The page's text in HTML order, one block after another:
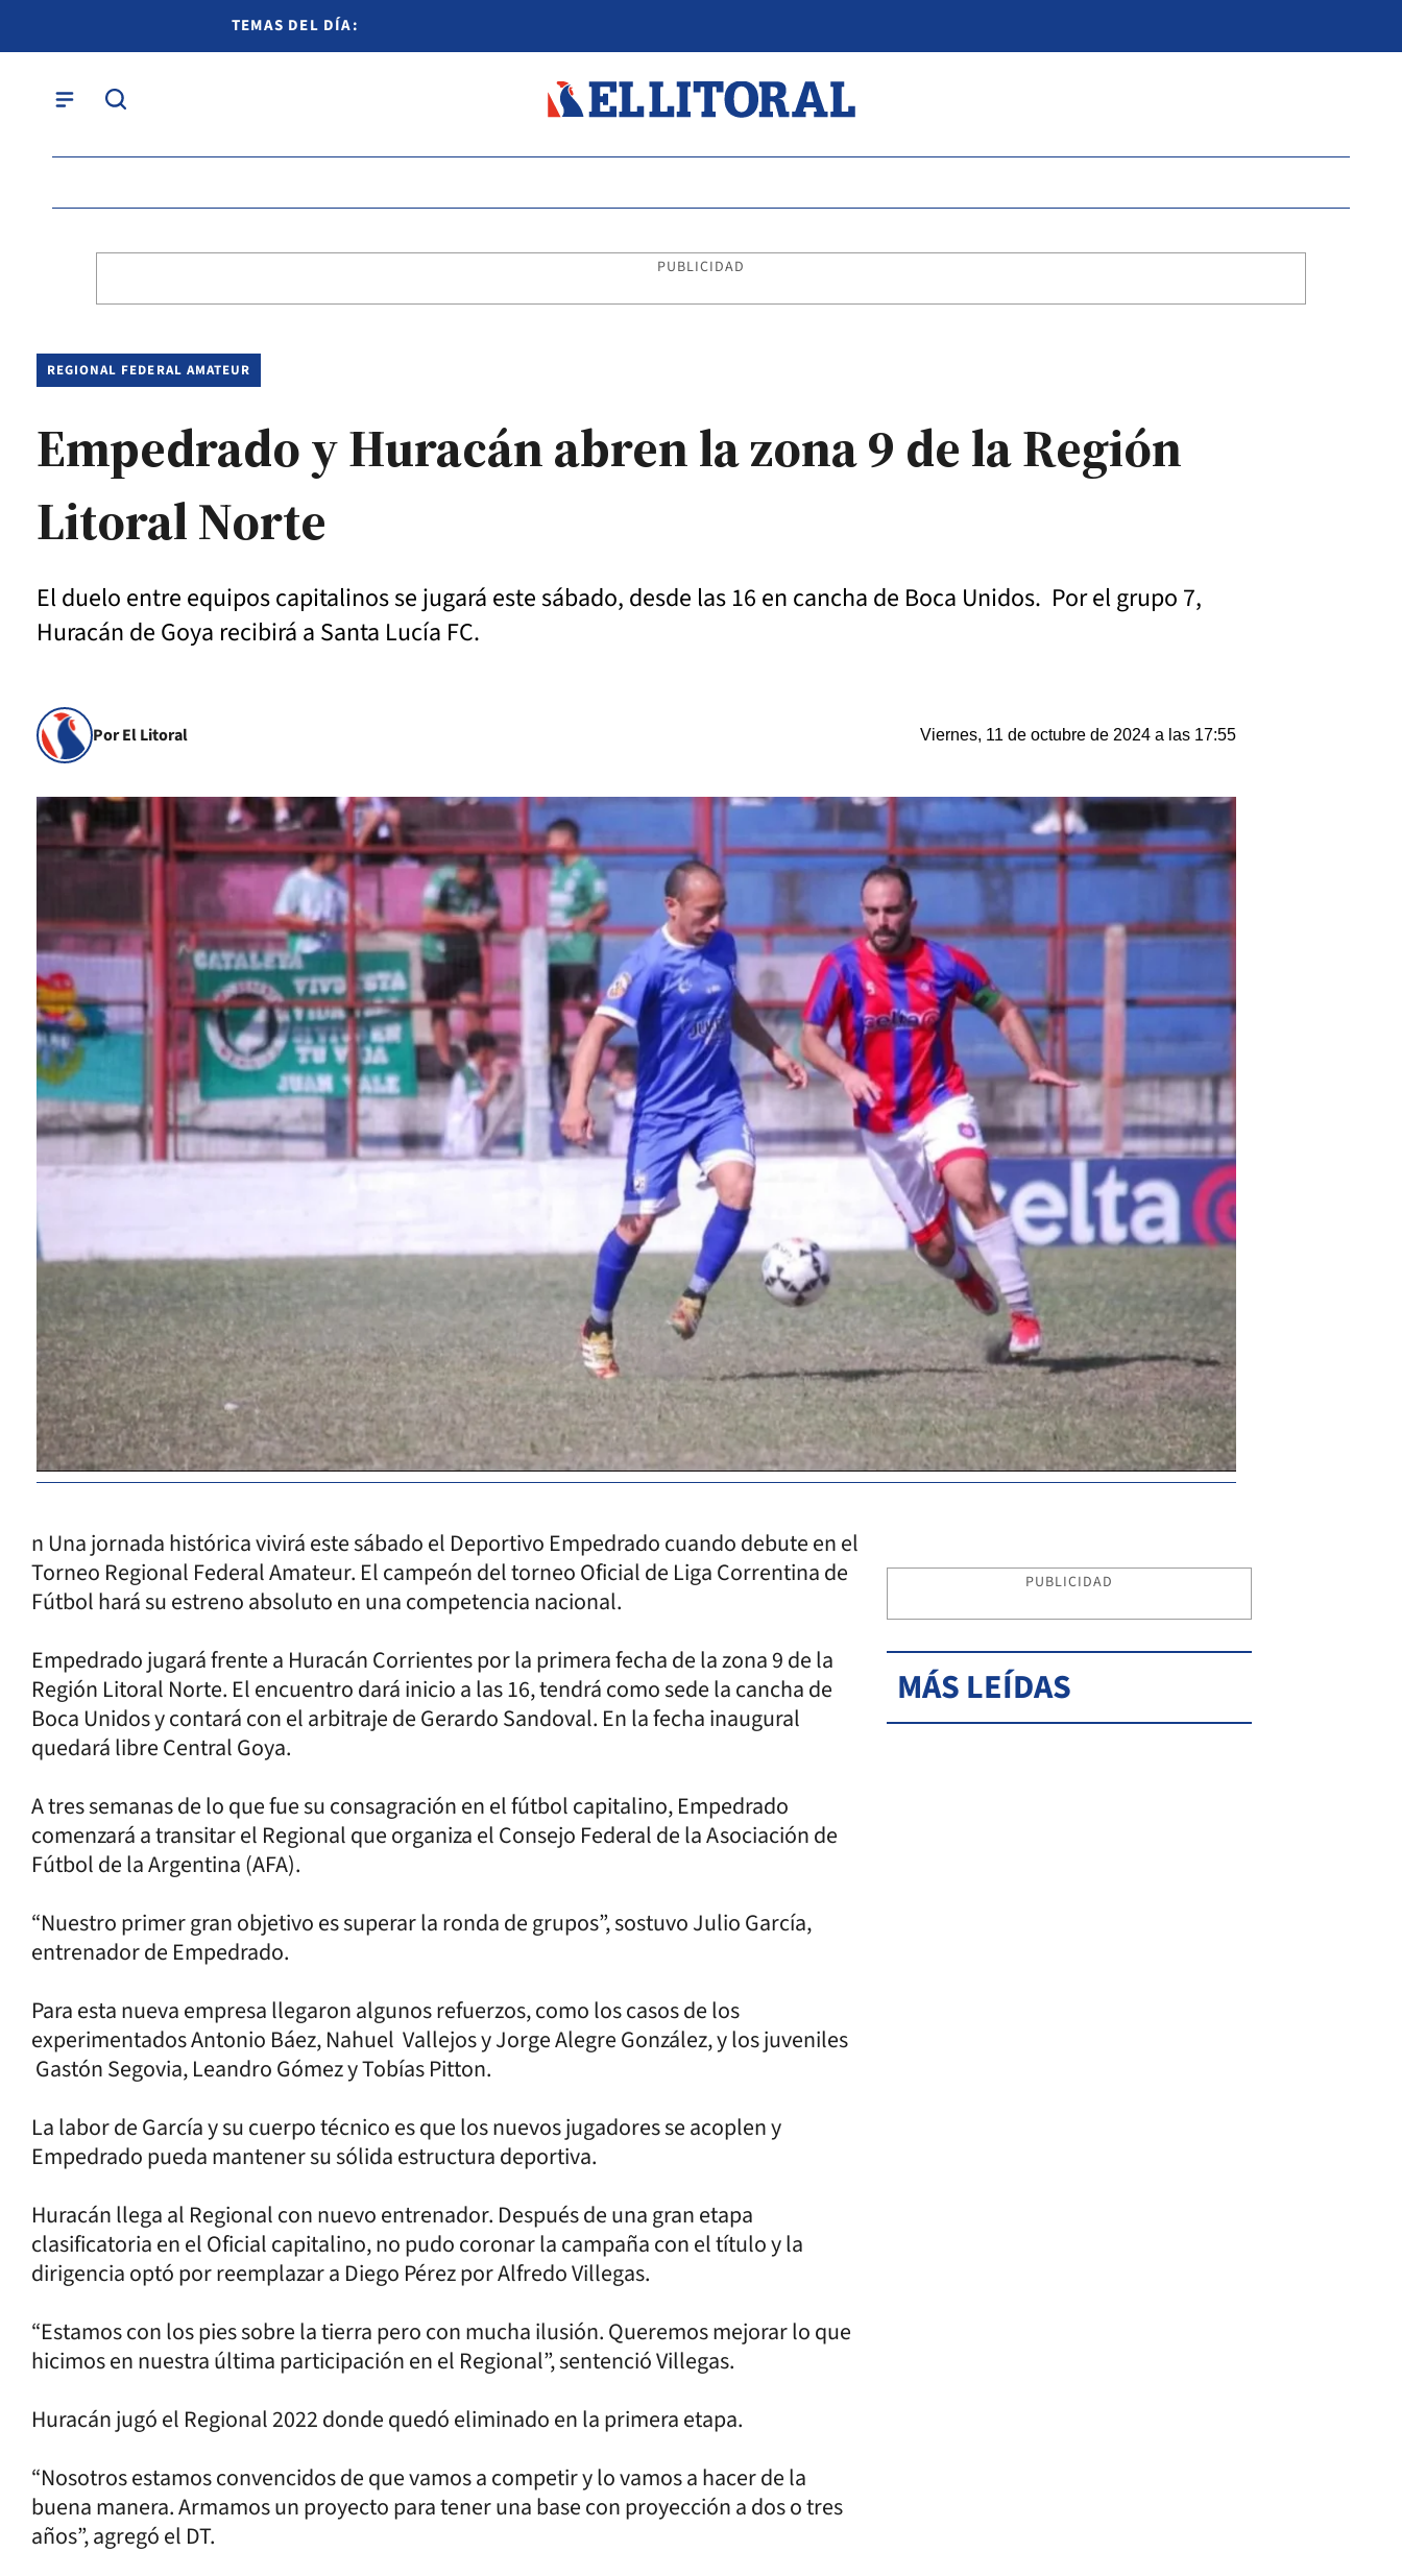
TEMAS DEL DÍA:
PUBLICIDAD
REGIONAL FEDERAL AMATEUR
Empedrado y Huracán abren la zona 9 de la Región
Litoral Norte
El duelo entre equipos capitalinos se jugará este sábado, desde las 16 en cancha de Boca Unidos. Por el grupo 7,
Huracán de Goya recibirá a Santa Lucía FC.
Por El Litoral Viernes, 11 de octubre de 2024 a las 17:55
n Una jornada histórica vivirá este sábado el Deportivo Empedrado cuando debute en el
Torneo Regional Federal Amateur. El campeón del torneo Oficial de Liga Correntina de
Fútbol hará su estreno absoluto en una competencia nacional.
Empedrado jugará frente a Huracán Corrientes por la primera fecha de la zona 9 de la
Región Litoral Norte. El encuentro dará inicio a las 16, tendrá como sede la cancha de
Boca Unidos y contará con el arbitraje de Gerardo Sandoval. En la fecha inaugural
quedará libre Central Goya.
A tres semanas de lo que fue su consagración en el fútbol capitalino, Empedrado
comenzará a transitar el Regional que organiza el Consejo Federal de la Asociación de
Fútbol de la Argentina (AFA).
“Nuestro primer gran objetivo es superar la ronda de grupos”, sostuvo Julio García,
entrenador de Empedrado.
Para esta nueva empresa llegaron algunos refuerzos, como los casos de los
experimentados Antonio Báez, Nahuel Vallejos y Jorge Alegre González, y los juveniles
Gastón Segovia, Leandro Gómez y Tobías Pitton.
La labor de García y su cuerpo técnico es que los nuevos jugadores se acoplen y
Empedrado pueda mantener su sólida estructura deportiva.
Huracán llega al Regional con nuevo entrenador. Después de una gran etapa
clasificatoria en el Oficial capitalino, no pudo coronar la campaña con el título y la
dirigencia optó por reemplazar a Diego Pérez por Alfredo Villegas.
“Estamos con los pies sobre la tierra pero con mucha ilusión. Queremos mejorar lo que
hicimos en nuestra última participación en el Regional”, sentenció Villegas.
Huracán jugó el Regional 2022 donde quedó eliminado en la primera etapa.
“Nosotros estamos convencidos de que vamos a competir y lo vamos a hacer de la
buena manera. Armamos un proyecto para tener una base con proyección a dos o tres
años”, agregó el DT.
PUBLICIDAD
MÁS LEÍDAS